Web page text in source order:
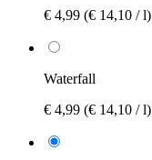
€ 4,99 (€ 14,10 / l)
Waterfall
€ 4,99 (€ 14,10 / l)